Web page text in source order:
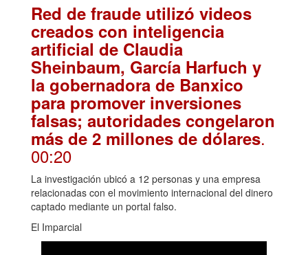
Red de fraude utilizó videos
creados con inteligencia
artificial de Claudia
Sheinbaum, García Harfuch y
la gobernadora de Banxico
para promover inversiones
falsas; autoridades congelaron
más de 2 millones de dólares.
00:20
La investigación ubicó a 12 personas y una empresa
relacionadas con el movimiento internacional del dinero
captado mediante un portal falso.
El Imparcial